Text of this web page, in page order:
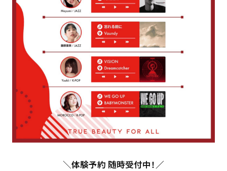
＼体験予約 随時受付中！／